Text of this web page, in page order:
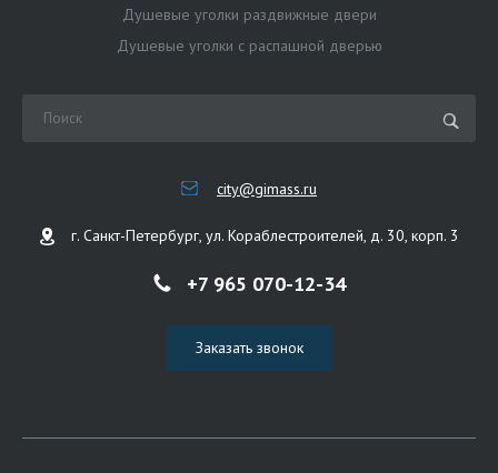
Душевые уголки раздвижные двери
Душевые уголки с распашной дверью
city@gimass.ru
г. Санкт-Петербург, ул. Кораблестроителей, д. 30, корп. 3
+7 965 070-12-34
Заказать звонок